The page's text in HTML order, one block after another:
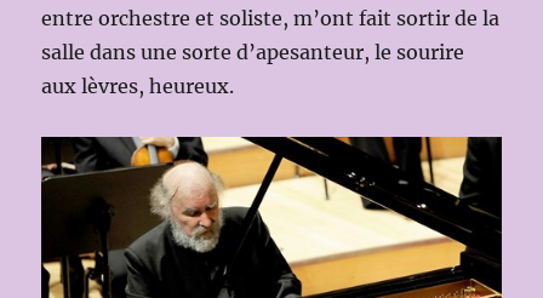
entre orchestre et soliste, m’ont fait sortir de la
salle dans une sorte d’apesanteur, le sourire
aux lèvres, heureux.